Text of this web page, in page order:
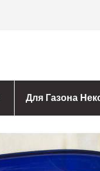
Для Газона